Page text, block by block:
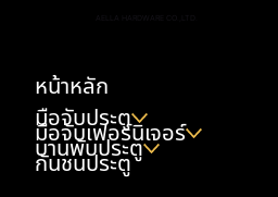
หน้าหลัก
มือจับประตู
มือจับเฟอร์นิเจอร์
บานพับประตู
กันชนประตู